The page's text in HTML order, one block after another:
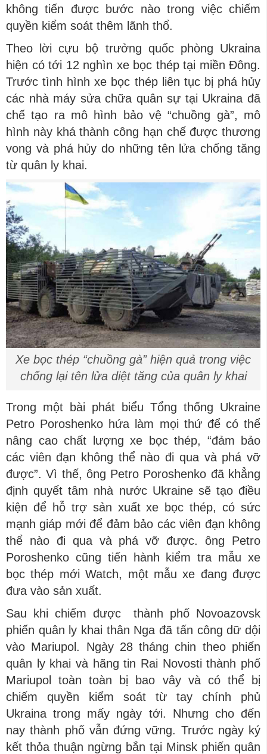
không tiến được bước nào trong việc chiếm
quyền kiểm soát thêm lãnh thổ.
Theo lời cựu bộ trưởng quốc phòng Ukraina
hiện có tới 12 nghìn xe bọc thép tại miền Đông.
Trước tình hình xe bọc thép liên tục bị phá hủy
các nhà máy sửa chữa quân sự tại Ukraina đã
chế tạo ra mô hình bảo vệ “chuồng gà”, mô
hình này khá thành công hạn chế được thương
vong và phá hủy do những tên lửa chống tăng
từ quân ly khai.
Xe bọc thép “chuồng gà” hiện quả trong việc
chống lại tên lửa diệt tăng của quân ly khai
Trong một bài phát biểu Tổng thống Ukraine
Petro Poroshenko hứa làm mọi thứ để có thể
nâng cao chất lượng xe bọc thép, “đảm bảo
các viên đạn không thể nào đi qua và phá vỡ
được”. Vì thế, ông Petro Poroshenko đã khẳng
định quyết tâm nhà nước Ukraine sẽ tạo điều
kiện để hỗ trợ sản xuất xe bọc thép, có sức
mạnh giáp mới để đảm bảo các viên đạn không
thể nào đi qua và phá vỡ được. ông Petro
Poroshenko cũng tiến hành kiểm tra mẫu xe
bọc thép mới Watch, một mẫu xe đang được
đưa vào sản xuất.
Sau khi chiếm được thành phố Novoazovsk
phiến quân ly khai thân Nga đã tấn công dữ dội
vào Mariupol. Ngày 28 tháng chin theo phiến
quân ly khai và hãng tin Rai Novosti thành phố
Mariupol toàn toàn bị bao vây và có thể bị
chiếm quyền kiểm soát từ tay chính phủ
Ukraina trong mấy ngày tới. Nhưng cho đến
nay thành phố vẫn đứng vững. Trước ngày ký
kết thỏa thuận ngừng bắn tại Minsk phiến quân